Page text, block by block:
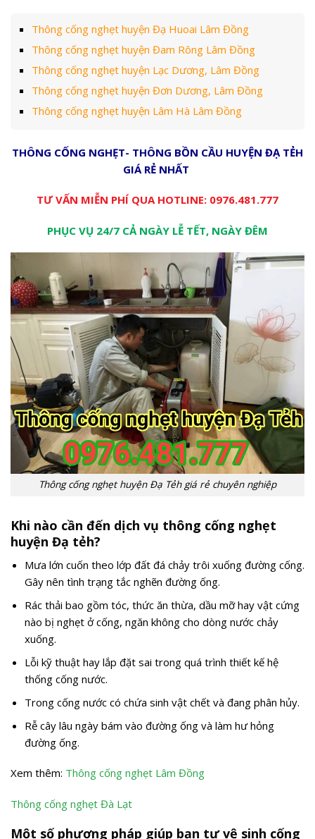
Thông cống nghẹt huyện Đạ Huoai Lâm Đồng
Thông cống nghẹt huyện Đam Rông Lâm Đồng
Thông cống nghẹt huyện Lạc Dương, Lâm Đồng
Thông cống nghẹt huyện Đơn Dương, Lâm Đồng
Thông cống nghẹt huyện Lâm Hà Lâm Đồng
THÔNG CỐNG NGHẸT- THÔNG BỒN CẦU HUYỆN ĐẠ TẺH
GIÁ RẺ NHẤT
TƯ VẤN MIỄN PHÍ QUA HOTLINE: 0976.481.777
PHỤC VỤ 24/7 CẢ NGÀY LỄ TẾT, NGÀY ĐÊM
Thông cống nghẹt huyện Đạ Tẻh giá rẻ chuyên nghiệp
Khi nào cần đến dịch vụ thông cống nghẹt
huyện Đạ tẻh?
Mưa lớn cuốn theo lớp đất đá chảy trôi xuống đường cống.
Gây nên tình trạng tắc nghẽn đường ống.
Rác thải bao gồm tóc, thức ăn thừa, dầu mỡ hay vật cứng
nào bị nghẹt ở cống, ngăn không cho dòng nước chảy
xuống.
Lỗi kỹ thuật hay lắp đặt sai trong quá trình thiết kế hệ
thống cống nước.
Trong cống nước có chứa sinh vật chết và đang phân hủy.
Rễ cây lâu ngày bám vào đường ống và làm hư hỏng
đường ống.
Xem thêm: Thông cống nghẹt Lâm Đồng
Thông cống nghẹt Đà Lạt
Một số phương pháp giúp bạn tự vệ sinh cống